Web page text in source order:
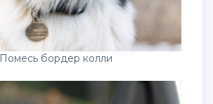
Помесь бордер колли